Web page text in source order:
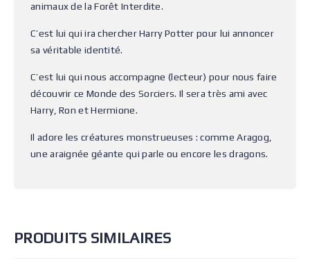
animaux de la Forêt Interdite.
C’est lui qui ira chercher Harry Potter pour lui annoncer
sa véritable identité.
C’est lui qui nous accompagne (lecteur) pour nous faire
découvrir ce Monde des Sorciers. Il sera très ami avec
Harry, Ron et Hermione.
Il adore les créatures monstrueuses : comme Aragog,
une araignée géante qui parle ou encore les dragons.
PRODUITS SIMILAIRES